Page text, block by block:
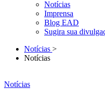
Notícias
Imprensa
Blog EAD
Sugira sua
Notícias >
Notícias
Notícias